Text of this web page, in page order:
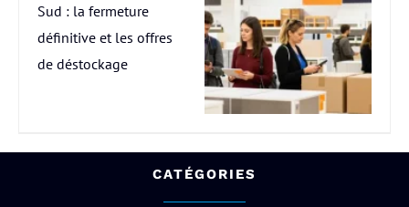
Sud : la fermeture
définitive et les offres
de déstockage
CATÉGORIES